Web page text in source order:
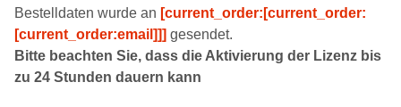
Bestelldaten wurde an [current_order:[current_order:
[current_order:email]]] gesendet.
Bitte beachten Sie, dass die Aktivierung der Lizenz bis
zu 24 Stunden dauern kann